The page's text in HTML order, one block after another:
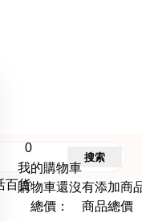
0
我的購物車
購物車還沒有添加商
總價： 商品總價
搜索